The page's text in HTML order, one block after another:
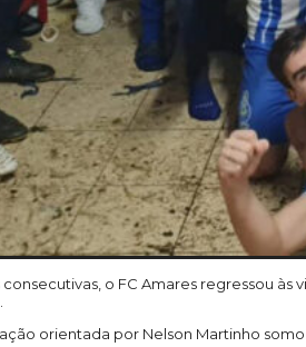
o FC Amares regressou
orientada por Nelson Martinho